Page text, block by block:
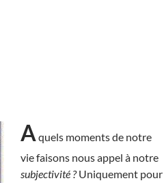
Aquels moments de notre
vie faisons nous appel à notre
subjectivité ?Uniquement pour